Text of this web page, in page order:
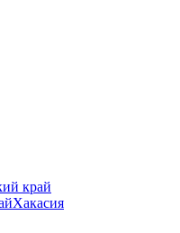
край
Хакасия